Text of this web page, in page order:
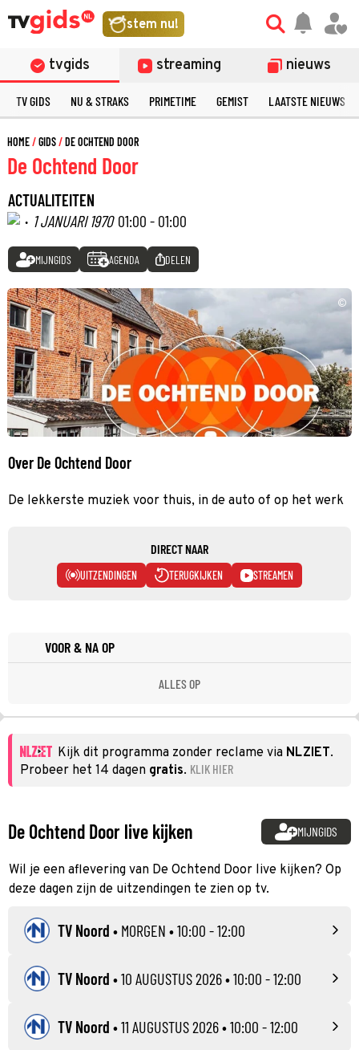
stem nu!
tvgids streaming nieuws
TV GIDS NU & STRAKS PRIMETIME GEMIST LAATSTE NIEUWS
HOME GIDS DE OCHTEND DOOR
De Ochtend Door
ACTUALITEITEN
· 1 JANUARI 1970 01:00 - 01:00
MIJNGIDS AGENDA DELEN
©
Over De Ochtend Door
De lekkerste muziek voor thuis, in de auto of op het werk
DIRECT NAAR
UITZENDINGEN TERUGKIJKEN STREAMEN
VOOR & NA OP
ALLES OP
Kijk dit programma zonder reclame via NLZIET.
Probeer het 14 dagen gratis. KLIK HIER
De Ochtend Door live kijken MIJNGIDS
Wil je een aflevering van De Ochtend Door live kijken? Op
deze dagen zijn de uitzendingen te zien op tv.
TV Noord • MORGEN • 10:00 - 12:00
TV Noord •10 AUGUSTUS 2026• 10:00 - 12:00
TV Noord •11 AUGUSTUS 2026• 10:00 - 12:00